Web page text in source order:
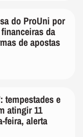
do ProUni por
da
de apostas
tempestades e
atingir 11
feira, alerta